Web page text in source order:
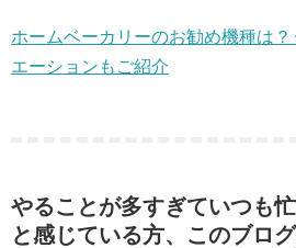
ホームベーカリーのお勧め機種は
エーションもご紹介
やることが多すぎていつも
と感じている方、このブロ